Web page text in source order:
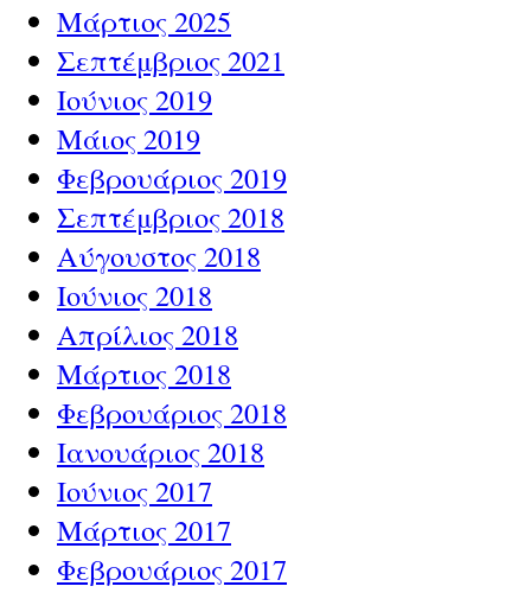
Μάρτιος 2025
Σεπτέμβριος 2021
Ιούνιος 2019
Μάιος 2019
Φεβρουάριος 2019
Σεπτέμβριος 2018
Αύγουστος 2018
Ιούνιος 2018
Απρίλιος 2018
Μάρτιος 2018
Φεβρουάριος 2018
Ιανουάριος 2018
Ιούνιος 2017
Μάρτιος 2017
Φεβρουάριος 2017